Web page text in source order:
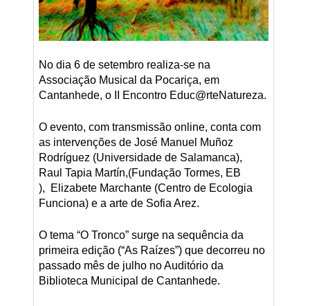
No dia 6 de setembro realiza-se na
Associação Musical da Pocariça, em
Cantanhede, o II Encontro Educ@rteNatureza.
O evento, com transmissão online, conta com
as intervenções de José Manuel Muñoz
Rodríguez (Universidade de Salamanca),
Raul Tapia Martín,(Fundação Tormes, EB
), Elizabete Marchante (Centro de Ecologia
Funciona) e a arte de Sofia Arez.
O tema “O Tronco” surge na sequência da
primeira edição (“As Raízes”) que decorreu no
passado mês de julho no Auditório da
Biblioteca Municipal de Cantanhede.